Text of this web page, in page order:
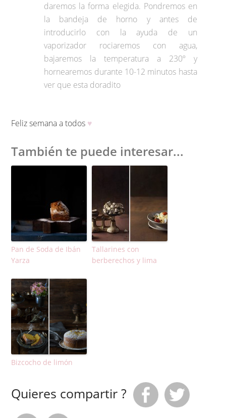
daremos la forma elegida. Pondremos en
la bandeja de horno y antes de
introducirlo con la ayuda de un
vaporizador rociaremos con agua,
bajaremos la temperatura a 230º y
hornearemos durante 10-12 minutos hasta
ver que esta doradito
Feliz semana a todos ♥
También te puede interesar...
Pan de Soda de Ibán
Yarza
Tallarines con
berberechos y lima
Bizcocho de limón
Quieres compartir ?